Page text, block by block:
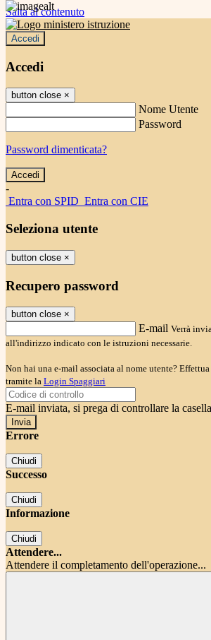
Salta al contenuto
Accedi
Accedi
button close ×
Nome Utente
Password
Password dimenticata?
-
Entra con SPID Entra con CIE
Seleziona utente
button close ×
Recupero password
button close ×
E-mail Verrà
all'indirizzo indicato con le istruzioni necessarie.
Non hai una e-mail associata al nome utente?
tramite la Login Spaggiari
E-mail inviata, si prega di controllare la
Errore
Chiudi
Successo
Chiudi
Informazione
Chiudi
Attendere...
Attendere il completamento dell'operazione...